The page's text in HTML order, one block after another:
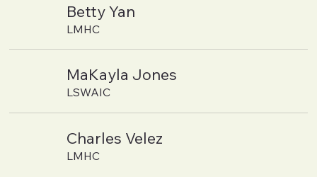
Betty Yan
LMHC
MaKayla Jones
LSWAIC
Charles Velez
LMHC